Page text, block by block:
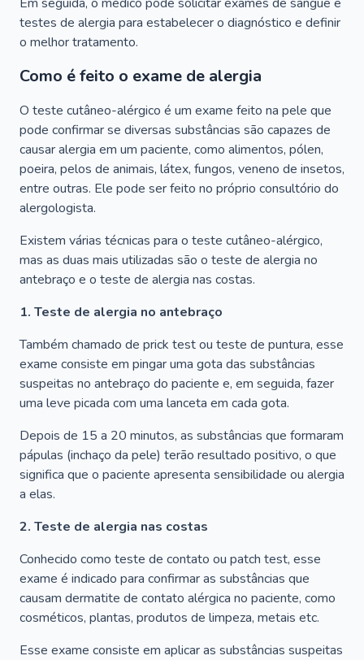
testes de alergia para estabelecer o diagnóstico e definir
o melhor tratamento.
Como é feito o exame de alergia
O teste cutâneo-alérgico é um exame feito na pele que
pode confirmar se diversas substâncias são capazes de
causar alergia em um paciente, como alimentos, pólen,
poeira, pelos de animais, látex, fungos, veneno de insetos,
entre outras. Ele pode ser feito no próprio consultório do
alergologista.
Existem várias técnicas para o teste cutâneo-alérgico,
mas as duas mais utilizadas são o teste de alergia no
antebraço e o teste de alergia nas costas.
1. Teste de alergia no antebraço
Também chamado de prick test ou teste de puntura, esse
exame consiste em pingar uma gota das substâncias
suspeitas no antebraço do paciente e, em seguida, fazer
uma leve picada com uma lanceta em cada gota.
Depois de 15 a 20 minutos, as substâncias que formaram
pápulas (inchaço da pele) terão resultado positivo, o que
significa que o paciente apresenta sensibilidade ou alergia
a elas.
2. Teste de alergia nas costas
Conhecido como teste de contato ou patch test, esse
exame é indicado para confirmar as substâncias que
causam dermatite de contato alérgica no paciente, como
cosméticos, plantas, produtos de limpeza, metais etc.
Esse exame consiste em aplicar as substâncias suspeitas